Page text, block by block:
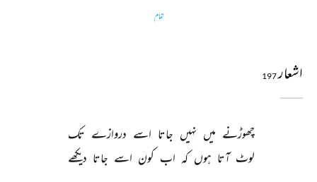
تمام
اشعار197
چھوڑنے میں نہیں جاتا اسے دروازے تک
لوٹ آتا ہوں کہ اب کون اسے جاتا دیکھے